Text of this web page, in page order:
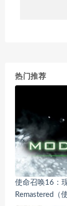
热门推荐
使命召唤16：
Remastered（